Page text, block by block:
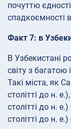
почуттю
спадкоємності
Факт 7: в
В Узбекистані
світу з багатою
Такі міста, як
столітті до н.
столітті до н.
столітті до н.